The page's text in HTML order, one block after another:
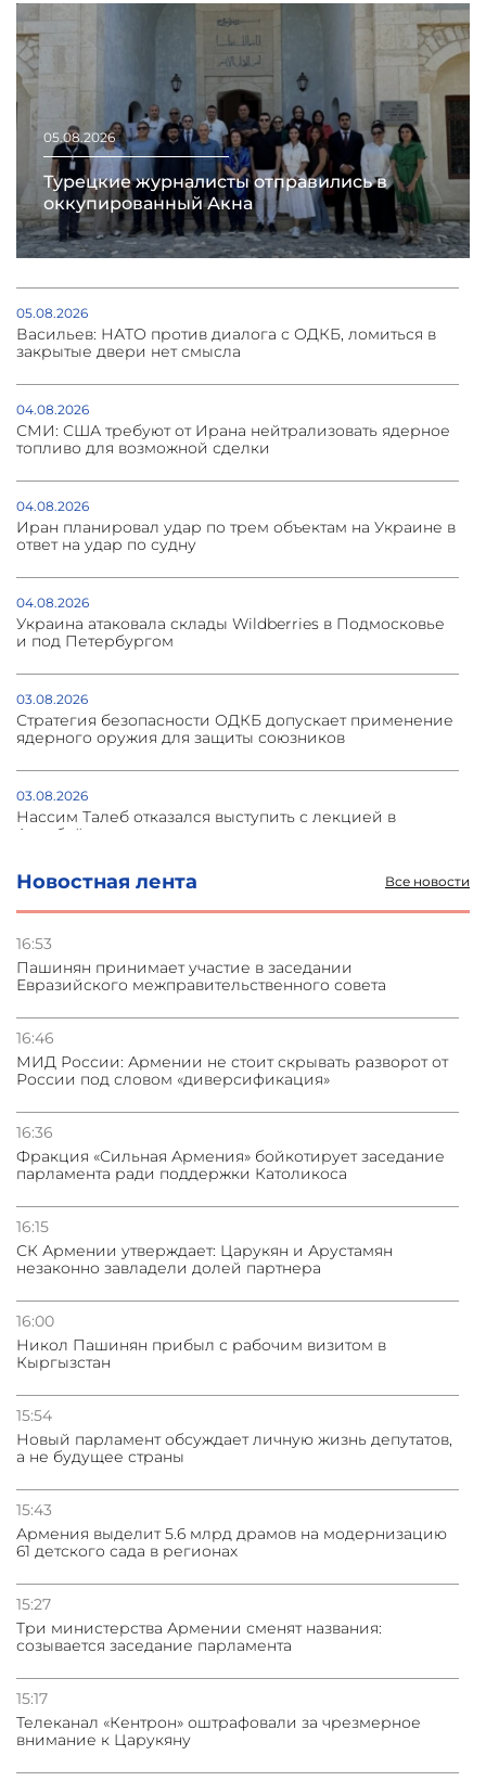
Новостная лента Все новости
16:53
Пашинян принимает участие в заседании
Евразийского межправительственного совета
16:46
МИД России: Армении не стоит скрывать разворот от
России под словом «диверсификация»
16:36
Фракция «Сильная Армения» бойкотирует заседание
парламента ради поддержки Католикоса
16:15
СК Армении утверждает: Царукян и Арустамян
незаконно завладели долей партнера
16:00
Никол Пашинян прибыл с рабочим визитом в
Кыргызстан
15:54
Новый парламент обсуждает личную жизнь депутатов,
а не будущее страны
15:43
Армения выделит 5.6 млрд драмов на модернизацию
61 детского сада в регионах
15:27
Три министерства Армении сменят названия:
созывается заседание парламента
15:17
Телеканал «Кентрон» оштрафовали за чрезмерное
внимание к Царукяну
05.08.2026
Турецкие журналисты отправились в
оккупированный Акна
05.08.2026
Васильев: НАТО против диалога с ОДКБ, ломиться в
закрытые двери нет смысла
04.08.2026
СМИ: США требуют от Ирана нейтрализовать ядерное
топливо для возможной сделки
04.08.2026
Иран планировал удар по трем объектам на Украине в
ответ на удар по судну
04.08.2026
Украина атаковала склады Wildberries в Подмосковье
и под Петербургом
03.08.2026
Стратегия безопасности ОДКБ допускает применение
ядерного оружия для защиты союзников
03.08.2026
Нассим Талеб отказался выступить с лекцией в
Азербайджане
31.07.2026
Сотрудничество и очереди – детали визита главы
31.07.2026
31.07.2026
условии прекращения огня